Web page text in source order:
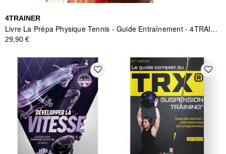
4TRAINER
Livre La Prépa Physique Tennis - Guide Entraînement - 4TRAINER
29,90 €
favorite_border favorite_border